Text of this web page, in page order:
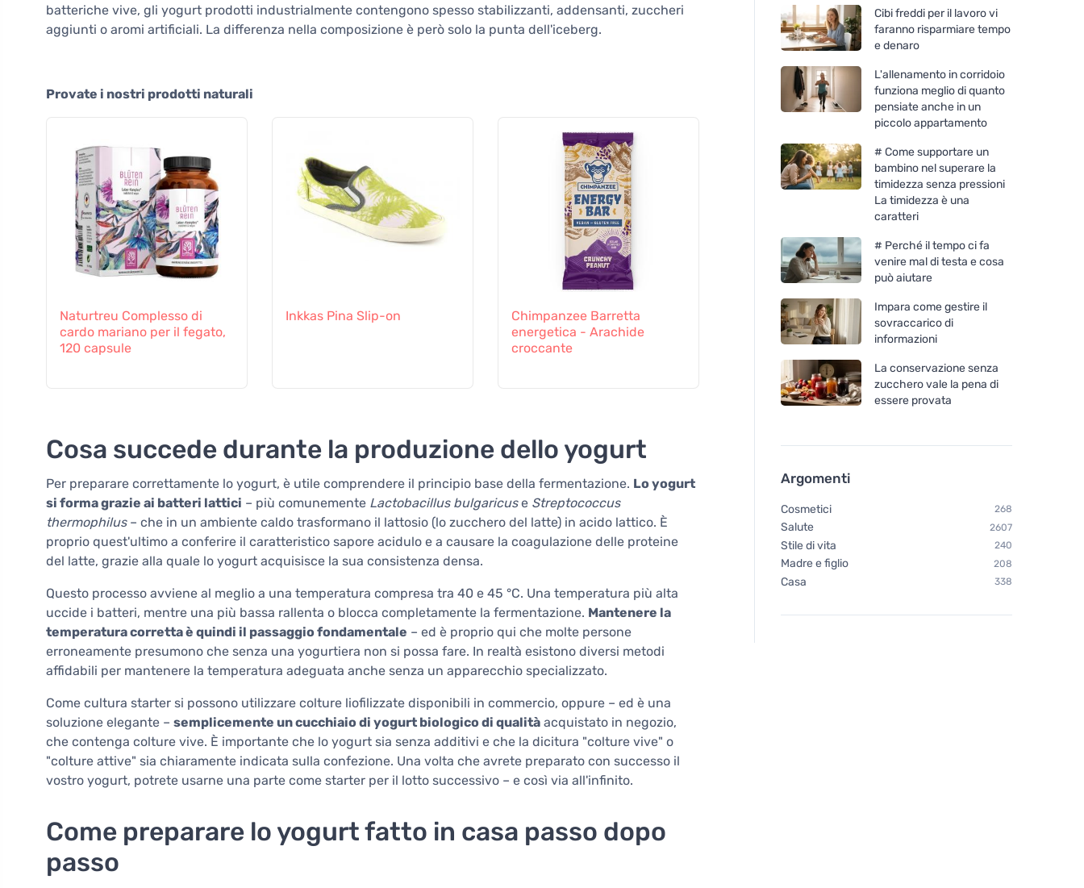
batteriche vive, gli yogurt prodotti industrialmente contengono spesso stabilizzanti, addensanti, zuccheri
aggiunti o aromi artificiali. La differenza nella composizione è però solo la punta dell'iceberg.
Provate i nostri prodotti naturali
Naturtreu Complesso di
cardo mariano per il fegato,
120 capsule
Inkkas Pina Slip-on
Chimpanzee Barretta
energetica - Arachide
croccante
Mulieres Compresse per
lavastoviglie - tutto in uno
BIO (25 pezzi) - con
certificazione ecocert
Cosa succede durante la produzione dello yogurt
Per preparare correttamente lo yogurt, è utile comprendere il principio base della fermentazione. Lo yogurt
si forma grazie ai batteri lattici – più comunemente Lactobacillus bulgaricuse Streptococcus
thermophilus– che in un ambiente caldo trasformano il lattosio (lo zucchero del latte) in acido lattico. È
proprio quest'ultimo a conferire il caratteristico sapore acidulo e a causare la coagulazione delle proteine
del latte, grazie alla quale lo yogurt acquisisce la sua consistenza densa.
Questo processo avviene al meglio a una temperatura compresa tra 40 e 45 °C. Una temperatura più alta
uccide i batteri, mentre una più bassa rallenta o blocca completamente la fermentazione. Mantenere la
temperatura corretta è quindi il passaggio fondamentale – ed è proprio qui che molte persone
erroneamente presumono che senza una yogurtiera non si possa fare. In realtà esistono diversi metodi
affidabili per mantenere la temperatura adeguata anche senza un apparecchio specializzato.
Come cultura starter si possono utilizzare colture liofilizzate disponibili in commercio, oppure – ed è una
soluzione elegante – semplicemente un cucchiaio di yogurt biologico di qualità acquistato in negozio,
che contenga colture vive. È importante che lo yogurt sia senza additivi e che la dicitura "colture vive" o
"colture attive" sia chiaramente indicata sulla confezione. Una volta che avrete preparato con successo il
vostro yogurt, potrete usarne una parte come starter per il lotto successivo – e così via all'infinito.
Come preparare lo yogurt fatto in casa passo dopo
passo
Cibi freddi per il lavoro vi
faranno risparmiare tempo
e denaro
L'allenamento in corridoio
funziona meglio di quanto
pensiate anche in un
piccolo appartamento
# Come supportare un
bambino nel superare la
timidezza senza pressioni
La timidezza è una
caratteri
# Perché il tempo ci fa
venire mal di testa e cosa
può aiutare
Impara come gestire il
sovraccarico di
informazioni
La conservazione senza
zucchero vale la pena di
essere provata
Argomenti
Cosmetici 268
Salute 2607
Stile di vita 240
Madre e figlio 208
Casa 338